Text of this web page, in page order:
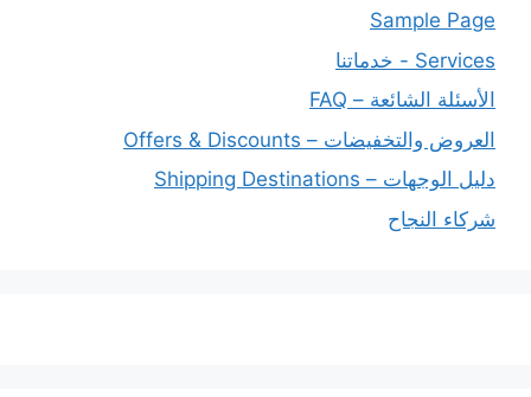
Sample Page
Services - خدماتنا
الأسئلة الشائعة – FAQ
العروض والتخفيضات – Offers & Discounts
دليل الوجهات – Shipping Destinations
شركاء النجاح